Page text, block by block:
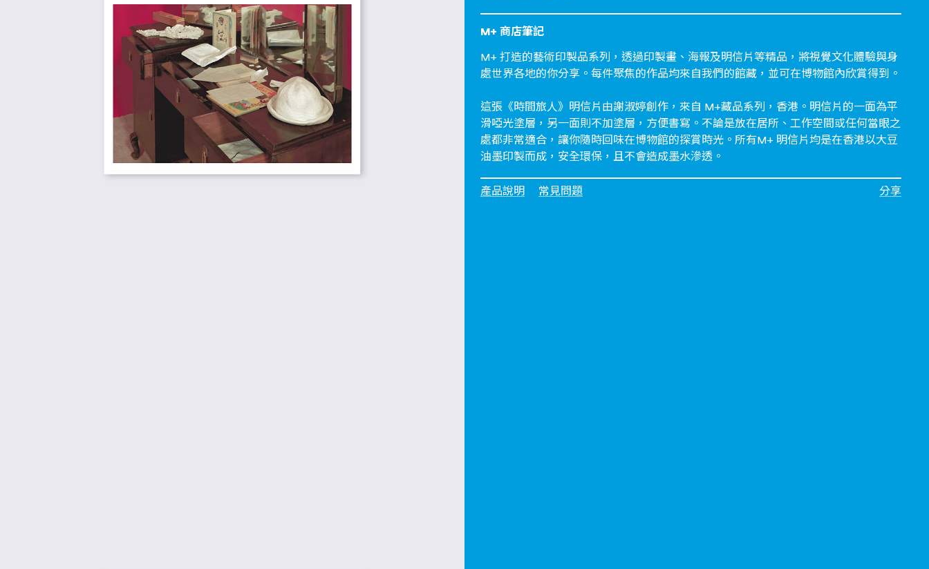
M+ 商店筆記
M+ 打造的藝術印製品系列，透過印製畫、海報及明信片等精品，將視覺文化體驗與身
處世界各地的你分享。每件聚焦的作品均來自我們的館藏，並可在博物館內欣賞得到。
這張《時間旅人》明信片由謝淑婷創作，來自 M+藏品系列，香港。明信片的一面為平
滑啞光塗層，另一面則不加塗層，方便書寫。不論是放在居所、工作空間或任何當眼之
處都非常適合，讓你隨時回味在博物館的探賞時光。所有M+ 明信片均是在香港以大豆
油墨印製而成，安全環保，且不會造成墨水滲透。
產品說明 常見問題 分享